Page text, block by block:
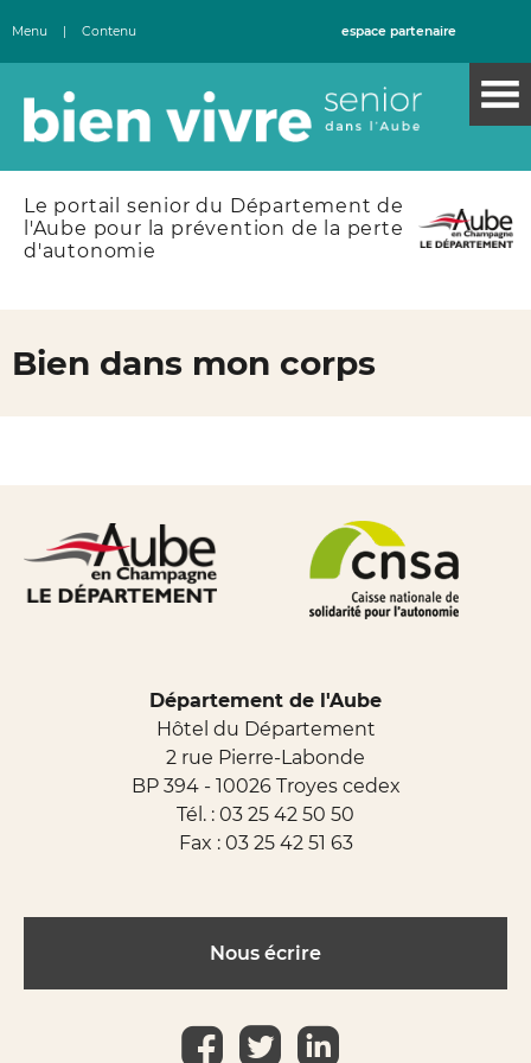
Menu | Contenu espace partenaire
Le portail senior du Département de
l'Aube pour la prévention de la perte
d'autonomie
Bien dans mon corps
Département de l'Aube
Hôtel du Département
2 rue Pierre-Labonde
BP 394 - 10026 Troyes cedex
Tél. : 03 25 42 50 50
Fax : 03 25 42 51 63
Nous écrire